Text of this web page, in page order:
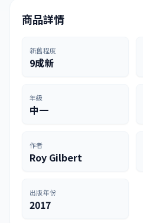
商品詳情
新舊程度
9成新
年級
中一
作者
Roy Gilbert
出版年份
2017